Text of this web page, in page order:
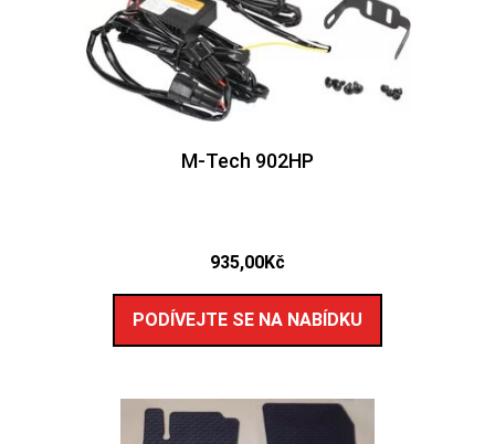
M-Tech 902HP
935,00Kč
PODÍVEJTE SE NA NABÍDKU